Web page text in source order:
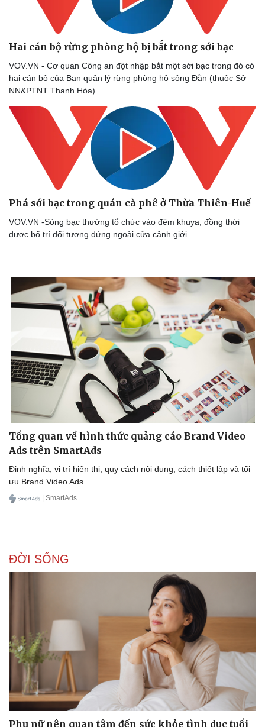
Hậu trường
Hai cán bộ rừng phòng hộ bị bắt trong sới bạc
VOV.VN - Cơ quan Công an đột nhập bắt một sới bạc trong đó có
hai cán bộ của Ban quản lý rừng phòng hộ sông Đằn (thuộc Sở
NN&PTNT Thanh Hóa).
Phá sới bạc trong quán cà phê ở Thừa Thiên-Huế
VOV.VN -Sòng bạc thường tổ chức vào đêm khuya, đồng thời
được bố trí đối tượng đứng ngoài cửa cảnh giới.
Tổng quan về hình thức quảng cáo Brand Video
Ads trên SmartAds
Định nghĩa, vị trí hiển thị, quy cách nội dung, cách thiết lập và tối
ưu Brand Video Ads.
| SmartAds
ĐỜI SỐNG
Phụ nữ nên quan tâm đến sức khỏe tình dục tuổi